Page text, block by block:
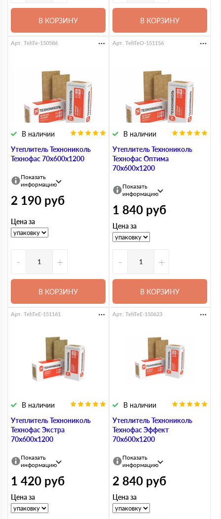
В КОРЗИНУ В КОРЗИНУ
Утеплитель Технониколь
Технофас 70х600х1200
В наличии
Арт. TehTe-150586
Показать
информацию
2 190 руб
Цена за
- +
В КОРЗИНУ
Утеплитель Технониколь
Технофас Оптима
70х600х1200
В наличии
Арт. TehTeO-151156
Показать
информацию
1 840 руб
Цена за
- +
В КОРЗИНУ
Утеплитель Технониколь
Технофас Экстра
70х600х1200
В наличии
Арт. TehTeE-151161
Показать
информацию
1 420 руб
Цена за
Утеплитель Технониколь
Технофас Эффект
70х600х1200
В наличии
Арт. TehTeE-150623
Показать
информацию
2 840 руб
Цена за